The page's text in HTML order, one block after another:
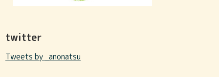
twitter
Tweets by _anonatsu